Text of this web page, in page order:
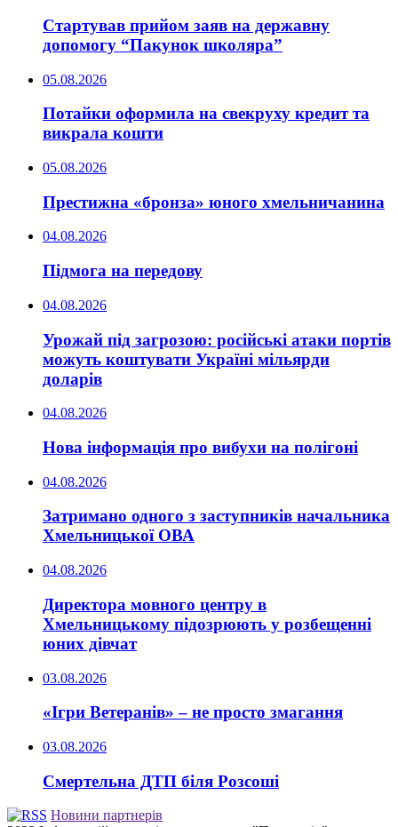
Стартував прийом заяв на державну
допомогу “Пакунок школяра”
05.08.2026
Потайки оформила на свекруху кредит та
викрала кошти
05.08.2026
Престижна «бронза» юного хмельничанина
04.08.2026
Підмога на передову
04.08.2026
Урожай під загрозою: російські атаки портів
можуть коштувати Україні мільярди
доларів
04.08.2026
Нова інформація про вибухи на полігоні
04.08.2026
Затримано одного з заступників начальника
Хмельницької ОВА
04.08.2026
Директора мовного центру в
Хмельницькому підозрюють у розбещенні
юних дівчат
03.08.2026
«Ігри Ветеранів» – не просто змагання
03.08.2026
Смертельна ДТП біля Розсоші
Новини партнерів